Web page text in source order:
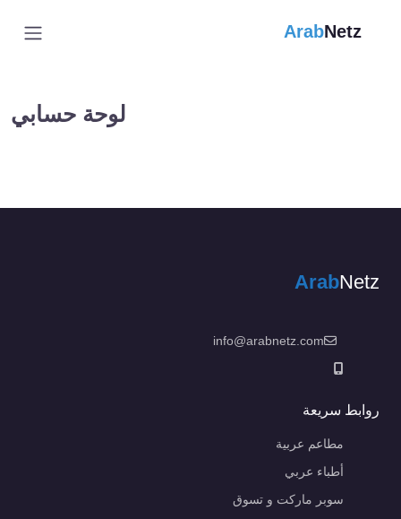
ArabNetz
لوحة حسابي
ArabNetz
info@arabnetz.com
روابط سريعة
مطاعم عربية
أطباء عربي
سوبر ماركت و تسوق